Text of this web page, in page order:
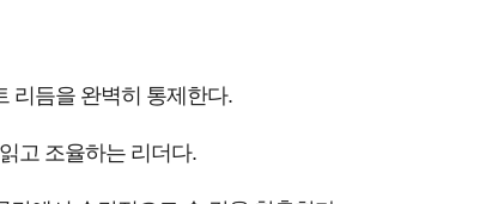
리듬을 완벽히 통제한다.
고 조율하는 리더다.